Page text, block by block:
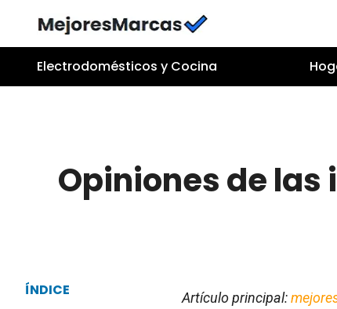
Electrodomésticos y Cocina
Opiniones de las
ÍNDICE Artículo principal: